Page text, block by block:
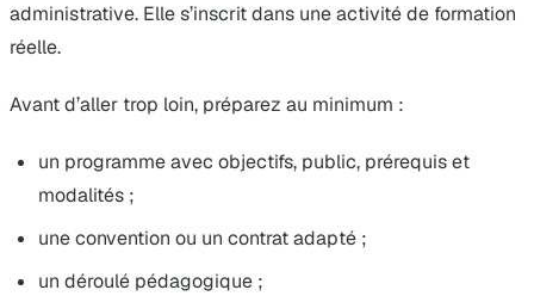
administrative. Elle s’inscrit dans une activité de formation
réelle.
Avant d’aller trop loin, préparez au minimum :
un programme avec objectifs, public, prérequis et
modalités ;
une convention ou un contrat adapté ;
un déroulé pédagogique ;